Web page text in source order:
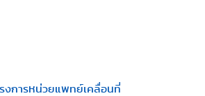
งการหน่วยแพทย์เคลื่อนที่